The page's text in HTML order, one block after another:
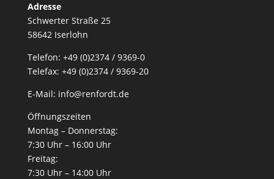
Adresse
Schwerter Straße 25
58642 Iserlohn
Telefon: +49 (0)2374 / 9369-0
Telefax: +49 (0)2374 / 9369-20
E-Mail: info@renfordt.de
Öffnungszeiten
Montag – Donnerstag:
7:30 Uhr – 16:00 Uhr
Freitag:
7:30 Uhr – 14:00 Uhr